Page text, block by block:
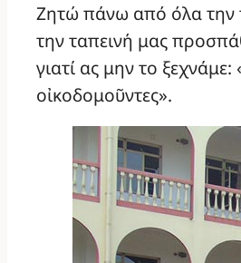
Ζητώ πάνω από όλα την
την ταπεινή μας
γιατί ας μην το
οἰκοδομοῦντες».